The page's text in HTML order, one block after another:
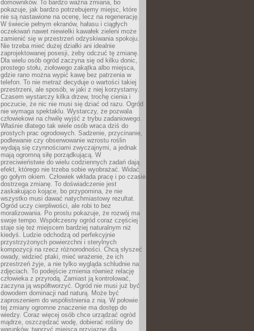
domowników. To bardzo ważna zmiana, bo
pokazuje, jak bardzo potrzebujemy miejsc, które
nie są nastawione na ocenę, lecz na regenerację.
W świecie pełnym ekranów, hałasu i ciągłych
oczekiwań nawet niewielki kawałek zieleni może
zamienić się w przestrzeń odzyskiwania spokoju.
Nie trzeba mieć dużej działki ani idealnie
zaprojektowanej posesji, żeby odczuć tę zmianę.
Dla wielu osób ogród zaczyna się od kilku donic,
prostego stołu, ziołowego zakątka albo miejsca,
gdzie rano można wypić kawę bez patrzenia w
telefon. To nie metraż decyduje o wartości takiej
przestrzeni, ale sposób, w jaki z niej korzystamy.
Czasem wystarczy kilka drzew, trochę cienia i
poczucie, że nic nie musi się dziać od razu. Ogród
nie wymaga spektaklu. Wystarczy, że pozwala
człowiekowi na chwilę wyjść z trybu zadaniowego.
Właśnie dlatego tak wiele osób wraca dziś do
prostych prac ogrodowych. Sadzenie, przycinanie,
podlewanie czy obserwowanie wzrostu roślin
wydają się czynnościami zwyczajnymi, a jednak
mają ogromną siłę porządkującą. W
przeciwieństwie do wielu codziennych zadań dają
efekt, którego nie trzeba sobie wyobrażać. Widać
go gołym okiem. Człowiek wkłada pracę i po czasie
dostrzega zmianę. To doświadczenie jest
zaskakująco kojące, bo przypomina, że nie
wszystko musi dawać natychmiastowy rezultat.
Ogród uczy cierpliwości, ale robi to bez
moralizowania. Po prostu pokazuje, że rozwój ma
swoje tempo. Współczesny ogród coraz częściej
staje się też miejscem bardziej naturalnym niż
kiedyś. Ludzie odchodzą od perfekcyjnie
przystrzyżonych powierzchni i sterylnych
kompozycji na rzecz różnorodności. Chcą słyszeć
owady, widzieć ptaki, mieć wrażenie, że ich
przestrzeń żyje, a nie tylko wygląda schludnie na
zdjęciach. To podejście zmienia również relację
człowieka z przyrodą. Zamiast ją kontrolować,
zaczyna ją współtworzyć. Ogród nie musi już być
dowodem dominacji nad naturą. Może być
zaproszeniem do współistnienia z nią. W połowie
tej zmiany ogromne znaczenie ma dostęp do
wiedzy. Coraz więcej osób chce urządzać ogród
mądrze, oszczędzać wodę, dobierać rośliny do
warunków, tworzyć miejsca przyjazne dla